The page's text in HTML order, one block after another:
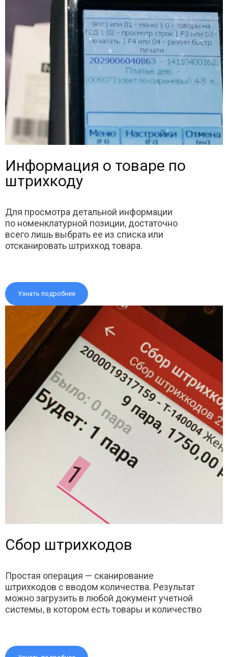
Информация о товаре по
штрихкоду
Для просмотра детальной информации
по номенклатурной позиции, достаточно
всего лишь выбрать ее из списка или
отсканировать штрихкод товара.
Узнать подробнее
Сбор штрихкодов
Простая операция — сканирование
штрихкодов с вводом количества. Результат
можно загрузить в любой документ учетной
системы, в котором есть товары и количество